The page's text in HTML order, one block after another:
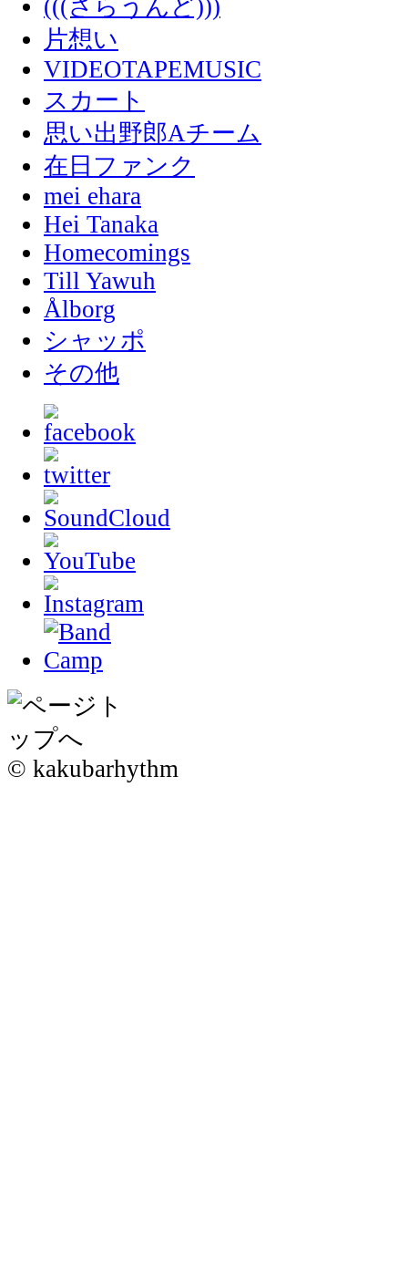
(((さらうんど)))
片想い
VIDEOTAPEMUSIC
スカート
思い出野郎Aチーム
在日ファンク
mei ehara
Hei Tanaka
Homecomings
Till Yawuh
Ålborg
シャッポ
その他
© kakubarhythm